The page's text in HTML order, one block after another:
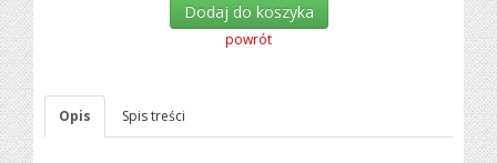
Dodaj do koszyka
powrót
Opis Spis treści